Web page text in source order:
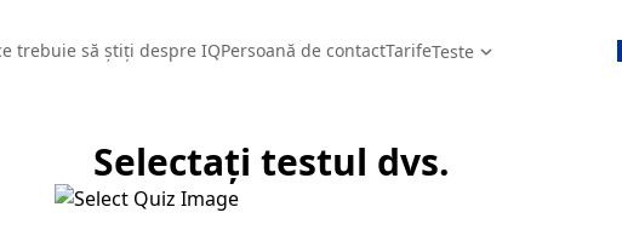
trebuie să știți despre IQPersoană de contactTarifeTeste
Selectați testul dvs.